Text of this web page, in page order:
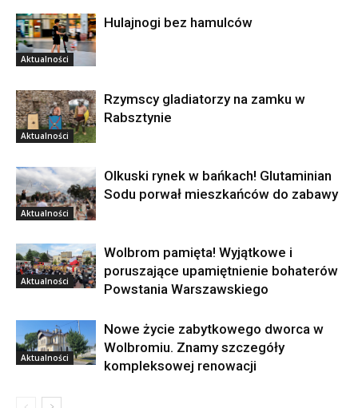
Aktualności
Hulajnogi bez hamulców
Aktualności
Rzymscy gladiatorzy na zamku w
Rabsztynie
Aktualności
Olkuski rynek w bańkach! Glutaminian
Sodu porwał mieszkańców do zabawy
Aktualności
Wolbrom pamięta! Wyjątkowe i
poruszające upamiętnienie bohaterów
Powstania Warszawskiego
Aktualności
Nowe życie zabytkowego dworca w
Wolbromiu. Znamy szczegóły
kompleksowej renowacji